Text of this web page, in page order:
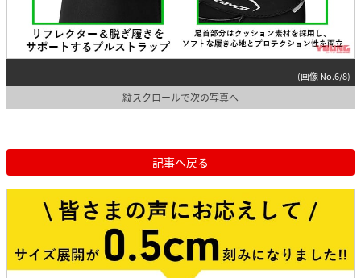
(画像 No.6/8)
縦スクロールで次の写真へ
記事へ戻る